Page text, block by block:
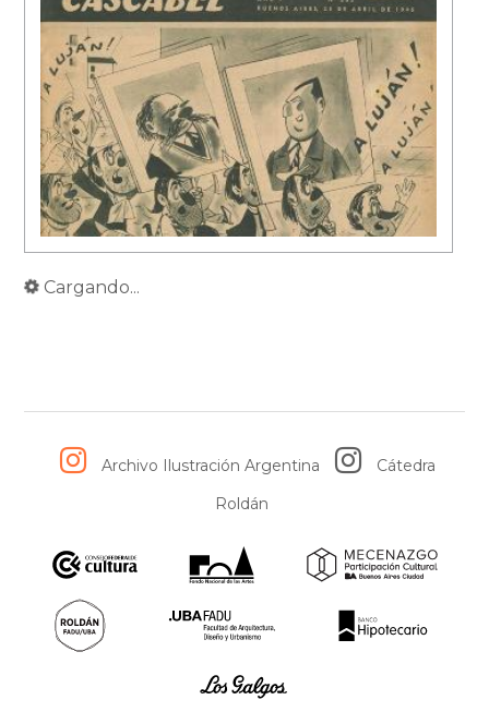
Cargando...
Archivo Ilustración Argentina
Cátedra
Roldán